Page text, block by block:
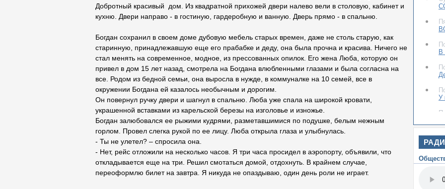
Добротный красивый дом. Из квадратной прихожей двери налево вели в столовую, кабинет и
кухню. Двери направо - в гостиную, гардеробную и ванную. Дверь прямо - в спальню.
Богдан сохранил в своем доме дубовую мебель старых времен, даже не столь старую, как
старинную, принадлежавшую еще его прабабке и деду, она была прочна и красива. Ничего не
стал менять на современное, модное, из прессованных опилок. Его жена Люба, которую он
привел в дом 15 лет назад, смотрела на Богдана влюбленными глазами и была согласна на
все. Родом из бедной семьи, она выросла в нужде, в коммуналке на 10 семей, все в
окружении Богдана ей казалось необычным и дорогим.
Он повернул ручку двери и шагнул в спальню. Люба уже спала на широкой кровати,
украшенной вставками из карельской березы на изголовье и изножье.
Богдан залюбовался ее рыжими кудрями, разметавшимися по подушке, белым нежным
горлом. Провел слегка рукой по ее лицу. Люба открыла глаза и улыбнулась.
- Ты не улетел? – спросила она.
- Нет, рейс отложили на несколько часов. Я три часа просидел в аэропорту, объявили, что
откладывается еще на три. Решил смотаться домой, отдохнуть. В крайнем случае,
переоформлю билет на завтра. Я никуда не опаздываю, один день роли не играет.
В
У